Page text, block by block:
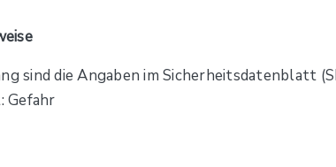
sind die Angaben im Sicherheitsdatenblatt
Gefahr